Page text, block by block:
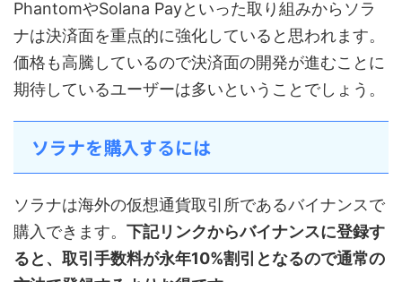
PhantomやSolana Payといった取り組みからソラ
ナは決済面を重点的に強化していると思われます。
価格も高騰しているので決済面の開発が進むことに
期待しているユーザーは多いということでしょう。
ソラナを購入するには
ソラナは海外の仮想通貨取引所であるバイナンスで
購入できます。 下記リンクからバイナンスに登録す
ると、取引手数料が永年10%割引となるので通常の